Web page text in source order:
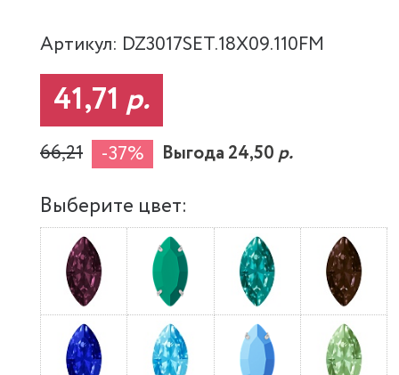
Артикул: DZ3017SET.18X09.110FM
41,71 р.
66,21 -37% Выгода 24,50р.
Выберите цвет: